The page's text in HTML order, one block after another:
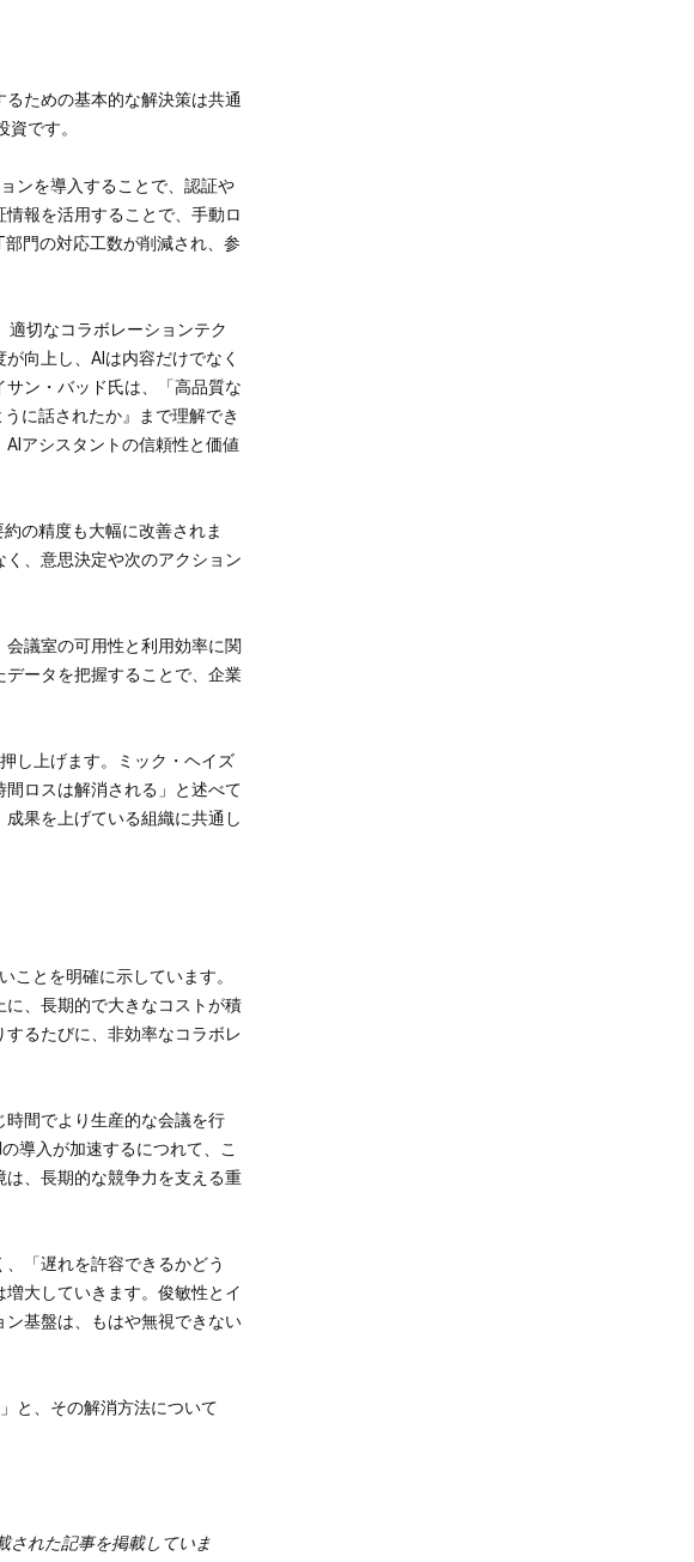
ための基本的な解決策は共通
です。
ンを導入することで、認証や
報を活用することで、手動ロ
門の対応工数が削減され、参
適切なコラボレーションテク
向上し、AIは内容だけでなく
ン・バッド氏は、「高品質な
に話されたか』まで理解でき
アシスタントの信頼性と価値
の精度も大幅に改善されま
、意思決定や次のアクション
議室の可用性と利用効率に関
ータを把握することで、企業
し上げます。ミック・ヘイズ
ロスは解消される」と述べて
果を上げている組織に共通し
ことを明確に示しています。
、長期的で大きなコストが積
るたびに、非効率なコラボレ
間でより生産的な会議を行
導入が加速するにつれて、こ
、長期的な競争力を支える重
「遅れを許容できるかどう
大していきます。俊敏性とイ
ン基盤は、もはや無視できない
と、その解消方法について
された記事を掲載していま